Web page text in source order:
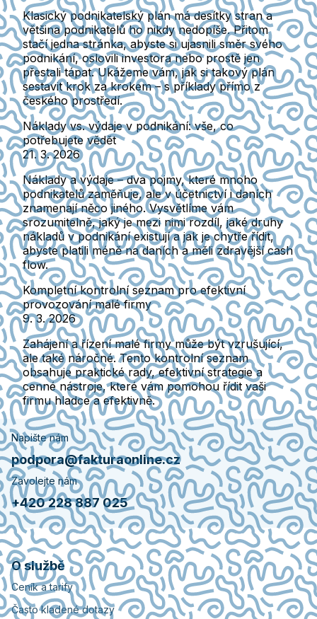
Klasický podnikatelský plán má desítky stran a
většina podnikatelů ho nikdy nedopíše. Přitom
stačí jedna stránka, abyste si ujasnili směr svého
podnikání, oslovili investora nebo prostě jen
přestali tápat. Ukážeme vám, jak si takový plán
sestavit krok za krokem – s příklady přímo z
českého prostředí.
Náklady vs. výdaje v podnikání: vše, co
potřebujete vědět
21. 3. 2026
Náklady a výdaje – dva pojmy, které mnoho
podnikatelů zaměňuje, ale v účetnictví i daních
znamenají něco jiného. Vysvětlíme vám
srozumitelně, jaký je mezi nimi rozdíl, jaké druhy
nákladů v podnikání existují a jak je chytře řídit,
abyste platili méně na daních a měli zdravější cash
flow.
Kompletní kontrolní seznam pro efektivní
provozování malé firmy
9. 3. 2026
Zahájení a řízení malé firmy může být vzrušující,
ale také náročné. Tento kontrolní seznam
obsahuje praktické rady, efektivní strategie a
cenné nástroje, které vám pomohou řídit vaši
firmu hladce a efektivně.
Napište nám
podpora@fakturaonline.cz
Zavolejte nám
+420 228 887 025
O službě
Ceník a tarify
Často kladené dotazy